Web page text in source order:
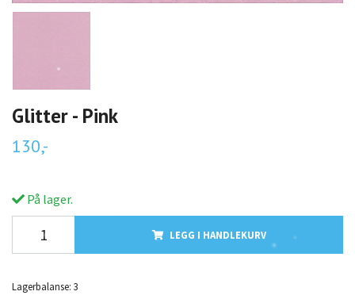
Glitter - Pink
130,-
På lager.
LEGG I HANDLEKURV
Lagerbalanse: 3